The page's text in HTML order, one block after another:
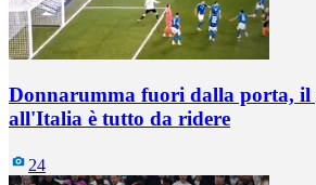
Donnarumma fuori dalla porta, il
all'Italia è tutto da ridere
24